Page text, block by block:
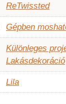
ReTwissted
Gépben
Különleges
Lakásdekoráció
Lila